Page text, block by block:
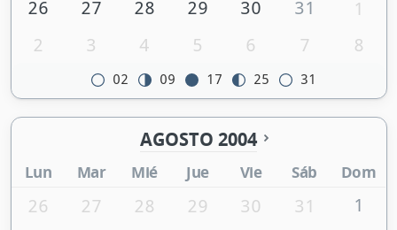
26
27 28 29 30 31
1
2
3 4 5 6 7 8
02 09 17 25 31
AGOSTO 2004
Lun Mar Mié Jue Vie Sáb Dom
26 27 28 29 30 31
1